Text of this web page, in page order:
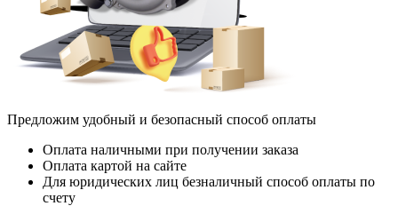
Предложим удобный и безопасный способ оплаты
Оплата наличными при получении заказа
Оплата картой на сайте
Для юридических лиц безналичный способ оплаты по
счету